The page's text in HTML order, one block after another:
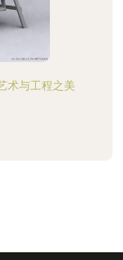
术与工程之美